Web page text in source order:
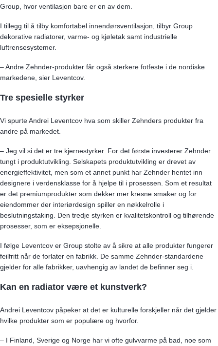
Group, hvor ventilasjon bare er en av dem.
I tillegg til å tilby komfortabel innendørsventilasjon, tilbyr Group
dekorative radiatorer, varme- og kjøletak samt industrielle
luftrensesystemer.
– Andre Zehnder-produkter får også sterkere fotfeste i de nordiske
markedene, sier Leventcov.
Tre spesielle styrker
Vi spurte Andrei Leventcov hva som skiller Zehnders produkter fra
andre på markedet.
– Jeg vil si det er tre kjernestyrker. For det første investerer Zehnder
tungt i produktutvikling. Selskapets produktutvikling er drevet av
energieffektivitet, men som et annet punkt har Zehnder hentet inn
designere i verdensklasse for å hjelpe til i prosessen. Som et resultat
er det premiumprodukter som dekker mer kresne smaker og for
eiendommer der interiørdesign spiller en nøkkelrolle i
beslutningstaking. Den tredje styrken er kvalitetskontroll og tilhørende
prosesser, som er eksepsjonelle.
I følge Leventcov er Group stolte av å sikre at alle produkter fungerer
feilfritt når de forlater en fabrikk. De samme Zehnder-standardene
gjelder for alle fabrikker, uavhengig av landet de befinner seg i.
Kan en radiator være et kunstverk?
Andrei Leventcov påpeker at det er kulturelle forskjeller når det gjelder
hvilke produkter som er populære og hvorfor.
– I Finland, Sverige og Norge har vi ofte gulvvarme på bad, noe som